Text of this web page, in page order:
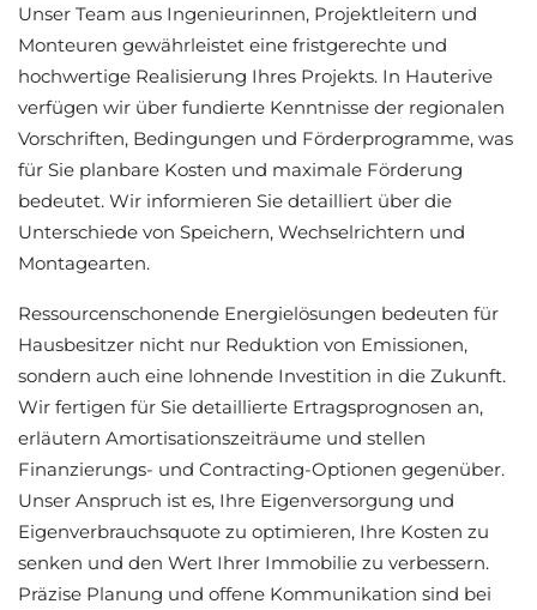
Unser Team aus Ingenieurinnen, Projektleitern und
Monteuren gewährleistet eine fristgerechte und
hochwertige Realisierung Ihres Projekts. In Hauterive
verfügen wir über fundierte Kenntnisse der regionalen
Vorschriften, Bedingungen und Förderprogramme, was
für Sie planbare Kosten und maximale Förderung
bedeutet. Wir informieren Sie detailliert über die
Unterschiede von Speichern, Wechselrichtern und
Montagearten.
Ressourcenschonende Energielösungen bedeuten für
Hausbesitzer nicht nur Reduktion von Emissionen,
sondern auch eine lohnende Investition in die Zukunft.
Wir fertigen für Sie detaillierte Ertragsprognosen an,
erläutern Amortisationszeiträume und stellen
Finanzierungs- und Contracting-Optionen gegenüber.
Unser Anspruch ist es, Ihre Eigenversorgung und
Eigenverbrauchsquote zu optimieren, Ihre Kosten zu
senken und den Wert Ihrer Immobilie zu verbessern.
Präzise Planung und offene Kommunikation sind bei